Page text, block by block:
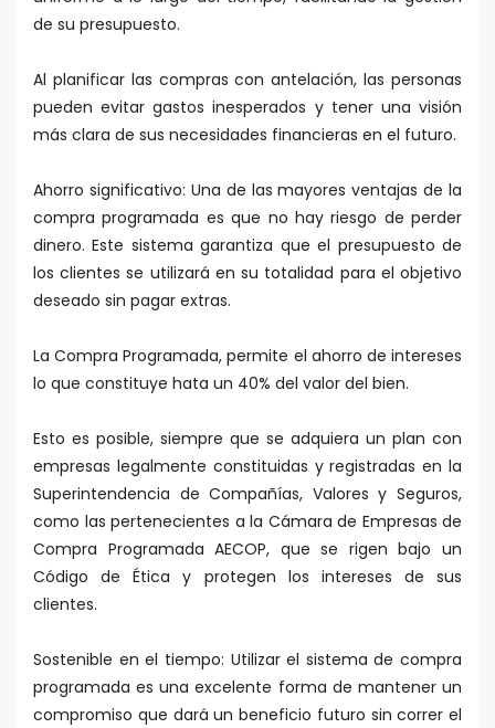
de su presupuesto.
Al planificar las compras con antelación, las personas
pueden evitar gastos inesperados y tener una visión
más clara de sus necesidades financieras en el futuro.
Ahorro significativo: Una de las mayores ventajas de la
compra programada es que no hay riesgo de perder
dinero. Este sistema garantiza que el presupuesto de
los clientes se utilizará en su totalidad para el objetivo
deseado sin pagar extras.
La Compra Programada, permite el ahorro de intereses
lo que constituye hata un 40% del valor del bien.
Esto es posible, siempre que se adquiera un plan con
empresas legalmente constituidas y registradas en la
Superintendencia de Compañías, Valores y Seguros,
como las pertenecientes a la Cámara de Empresas de
Compra Programada AECOP, que se rigen bajo un
Código de Ética y protegen los intereses de sus
clientes.
Sostenible en el tiempo: Utilizar el sistema de compra
programada es una excelente forma de mantener un
compromiso que dará un beneficio futuro sin correr el